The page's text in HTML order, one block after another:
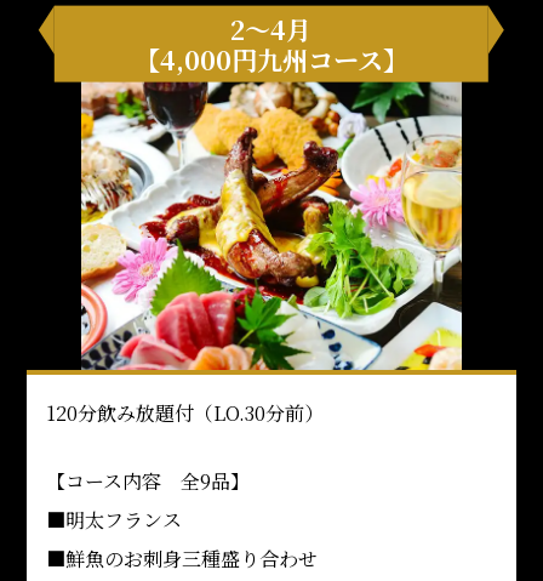
2～4月
【4,000円九州コース】
120分飲み放題付（LO.30分前）
【コース内容 全9品】
■明太フランス
■鮮魚のお刺身三種盛り合わせ